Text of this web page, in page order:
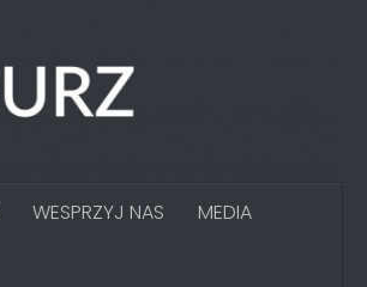
WESPRZYJ NAS MEDIA